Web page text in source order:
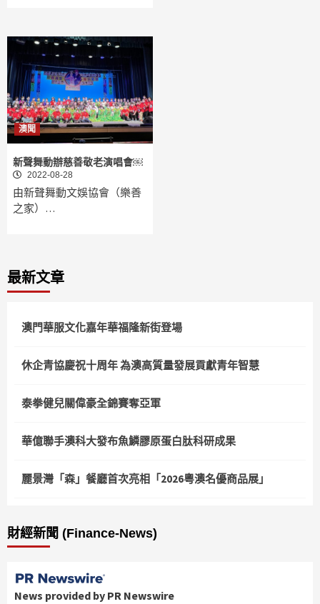
澳聞
新聲舞動辦慈善敬老演唱會￼
2022-08-28
由新聲舞動文娛協會（樂善
之家）…
最新文章
澳門華服文化嘉年華福隆新街登場
休企青協慶祝十周年 為澳高質量發展貢獻青年智慧
泰拳健兒關偉豪全錦賽奪亞軍
華億聯手澳科大發布魚鱗膠原蛋白肽科研成果
麗景灣「森」餐廳首次亮相「2026粵澳名優商品展」
財經新聞 (Finance-News)
News provided by PR Newswire